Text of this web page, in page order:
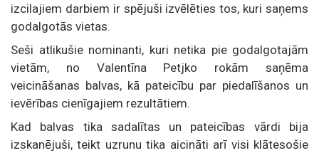
izcilajiem darbiem ir spējuši izvēlēties tos, kuri saņems
godalgotās vietas.
Seši atlikušie nominanti, kuri netika pie godalgotajām
vietām, no Valentīna Petjko rokām saņēma
veicināšanas balvas, kā pateicību par piedalīšanos un
ievērības cienīgajiem rezultātiem.
Kad balvas tika sadalītas un pateicības vārdi bija
izskanējuši, teikt uzrunu tika aicināti arī visi klātesošie